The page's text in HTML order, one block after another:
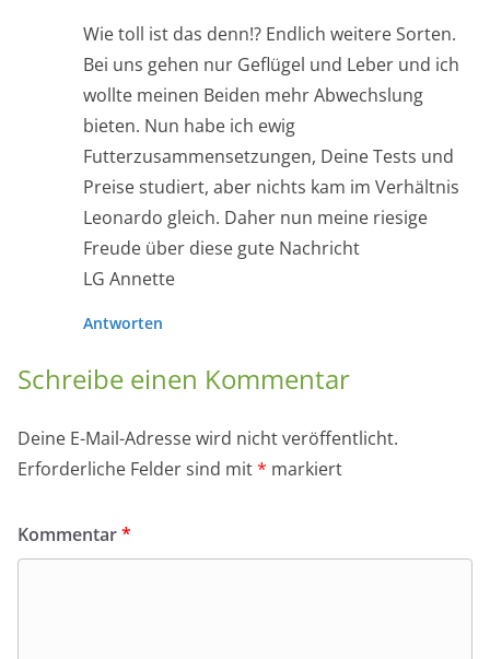
Wie toll ist das denn!? Endlich weitere Sorten.
Bei uns gehen nur Geflügel und Leber und ich
wollte meinen Beiden mehr Abwechslung
bieten. Nun habe ich ewig
Futterzusammensetzungen, Deine Tests und
Preise studiert, aber nichts kam im Verhältnis
Leonardo gleich. Daher nun meine riesige
Freude über diese gute Nachricht
LG Annette
Antworten
Schreibe einen Kommentar
Deine E-Mail-Adresse wird nicht veröffentlicht.
Erforderliche Felder sind mit* markiert
Kommentar*